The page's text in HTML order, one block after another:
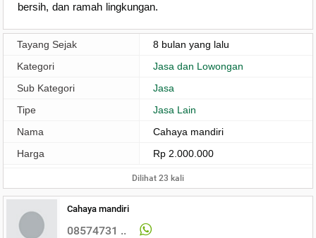
bersih, dan ramah lingkungan.
Tayang Sejak
8 bulan yang lalu
Kategori
Jasa dan Lowongan
Sub Kategori
Jasa
Tipe
Jasa Lain
Nama
Cahaya mandiri
Harga
Rp 2.000.000
Dilihat 23 kali
Cahaya mandiri
08574731 ..